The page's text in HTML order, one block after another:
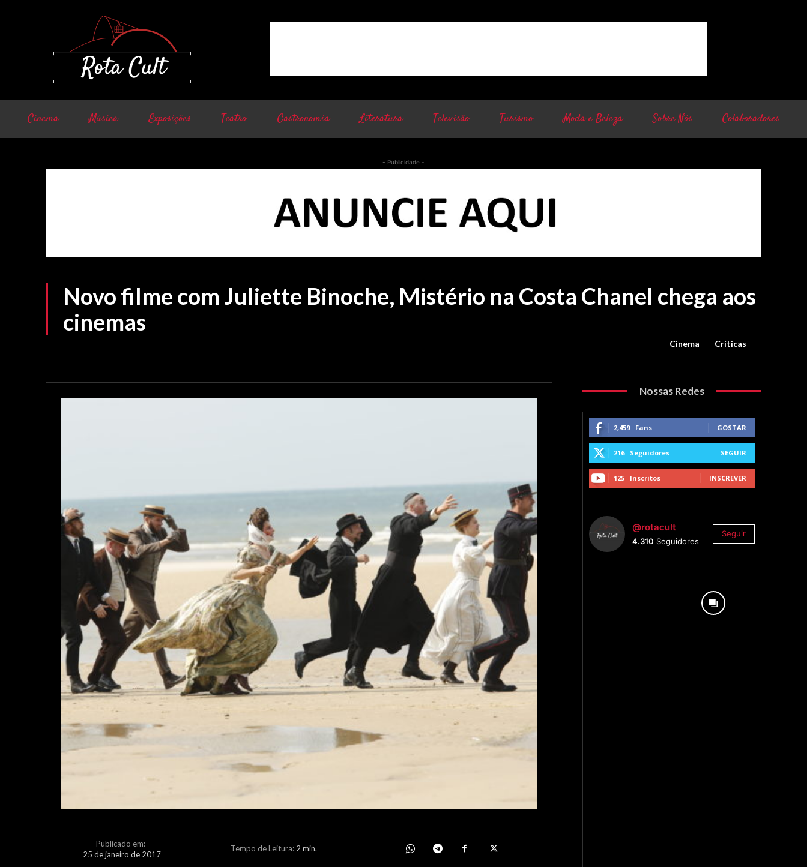
Cinema Música Exposições Teatro Gastronomia Literatura Televisão Turismo Moda e Beleza Sobre Nós Colaboradores
- Publicidade -
Novo filme com Juliette Binoche, Mistério na Costa Chanel chega aos
cinemas
Cinema Críticas
Publicado em:
25 de janeiro de 2017
Tempo de Leitura: 2 min.
Nossas Redes
2,459 Fans GOSTAR
216 Seguidores SEGUIR
125 Inscritos INSCREVER
@rotacult
4.310 Seguidores
Seguir